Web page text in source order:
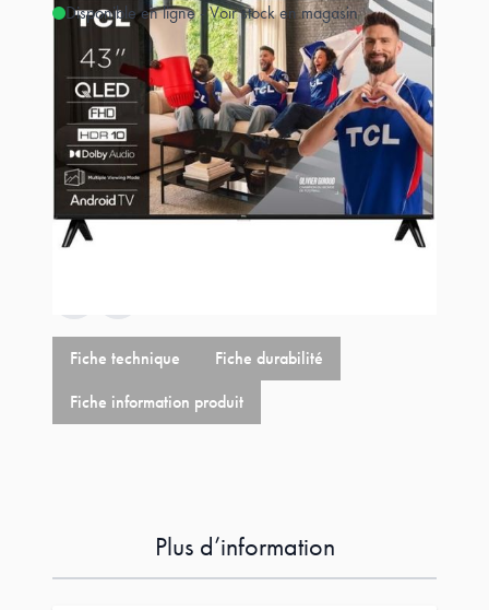
Disponible en ligne - Voir stock en magasin
Estimer les frais de port
Référence 43S5L
329,00 €
11,11 € éco-p
340,11 €
Fiche technique Fiche durabilité
Fiche information produit
Plus d’information